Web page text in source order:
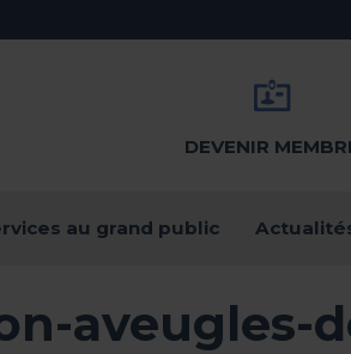
DEVENIR
au grand public
aveugles-